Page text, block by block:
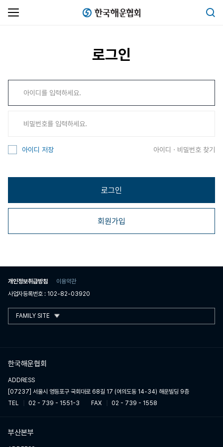
검색
한국해운협회
로그인
아이디 저장 아이디 · 비밀번호 찾기
로그인
회원가입
개인정보취급방침
이용약관
사업자등록번호 : 102-82-03920
FAMILY SITE
한국해운협회
ADDRESS
[07237] 서울시 영등포구 국회대로 68길 17 (여의도동 14-34) 해운빌딩 9층
TEL
02 - 739 - 1551-3 FAX 02 - 739 - 1558
부산본부